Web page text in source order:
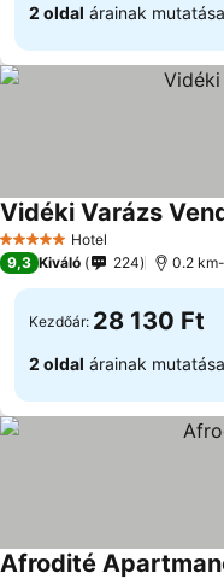
2 oldal árainak mutatása
5 KategóriaHotel
Vidéki Varázs
9,3 Kiváló 224 0.2
Kezdőár: 28 130 Ft
2 oldal árainak mutatása
Afrodité